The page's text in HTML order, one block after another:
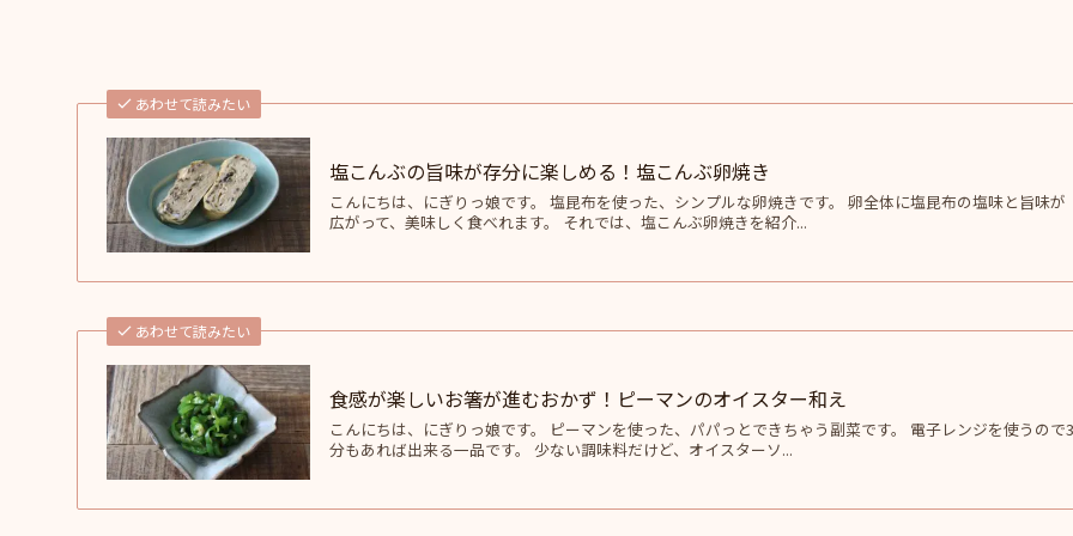
あわせて読みたい
塩こんぶの旨味が存分に楽しめる！塩こんぶ卵焼き
こんにちは、にぎりっ娘です。 塩昆布を使った、シンプルな卵焼きです。 卵全体に塩昆布の塩味と旨味が
広がって、美味しく食べれます。 それでは、塩こんぶ卵焼きを紹介...
あわせて読みたい
食感が楽しいお箸が進むおかず！ピーマンのオイスター和え
こんにちは、にぎりっ娘です。 ピーマンを使った、パパっとできちゃう副菜です。 電子レンジを使うので
分もあれば出来る一品です。 少ない調味料だけど、オイスターソ...